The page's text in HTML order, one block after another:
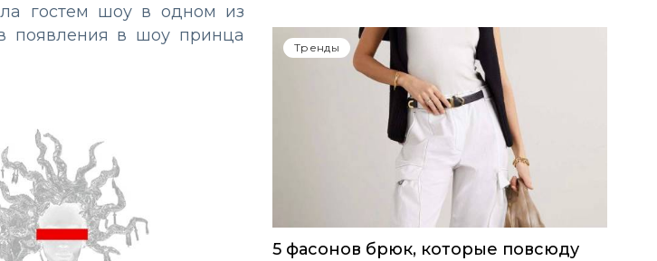
гостем шоу в одном из
появления в шоу принца
Тренды
5 фасонов брюк, которые повсюду